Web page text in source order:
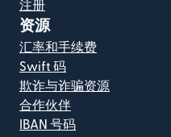
注册
资源
汇率和手续费
Swift 码
欺诈与诈骗资源
合作伙伴
IBAN 号码